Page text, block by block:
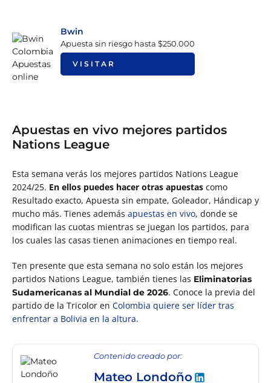
Bwin
Apuesta sin riesgo hasta $250.000
VISITAR
Apuestas en vivo mejores partidos
Nations League
Esta semana verás los mejores partidos Nations League
2024/25. En ellos puedes hacer otras apuestas como
Resultado exacto, Apuesta sin empate, Goleador, Hándicap y
mucho más. Tienes además apuestas en vivo, donde se
modifican las cuotas mientras se juegan los partidos, para
los cuales las casas tienen animaciones en tiempo real.
Ten presente que esta semana no solo están los mejores
partidos Nations League, también tienes las Eliminatorias
Sudamericanas al Mundial de 2026. Conoce la previa del
partido de la Tricolor en Colombia quiere ser líder tras
enfrentar a Bolivia en la altura.
Contenido creado por:
Mateo Londoño